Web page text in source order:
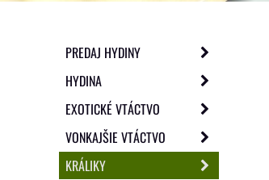
PREDAJ HYDINY
HYDINA
EXOTICKÉ VTÁCTVO
VONKAJŠIE VTÁCTVO
KRÁLIKY